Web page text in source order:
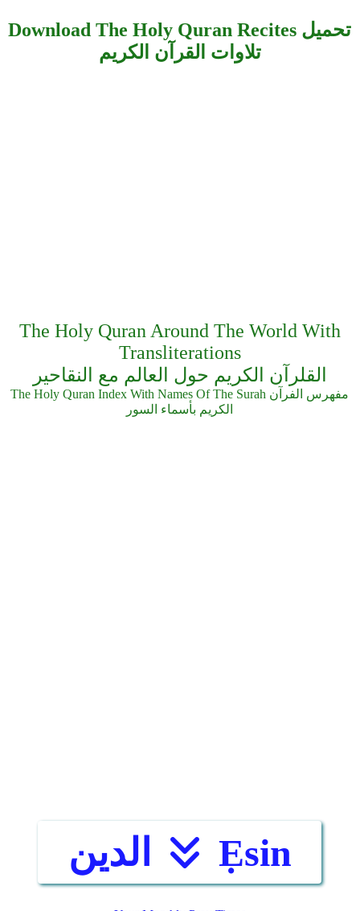
Download The Holy Quran Recites تحميل
تلاوات القرآن الكريم
The Holy Quran Around The World With
Transliterations
القلرآن الكريم حول العالم مع النقاحير
The Holy Quran Index With Names Of The Surah مفهرس الفرآن
الكريم بأسماء السور
Ẹsin